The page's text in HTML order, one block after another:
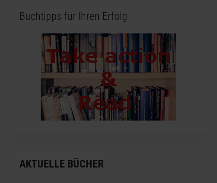
Buchtipps für Ihren Erfolg
AKTUELLE BÜCHER